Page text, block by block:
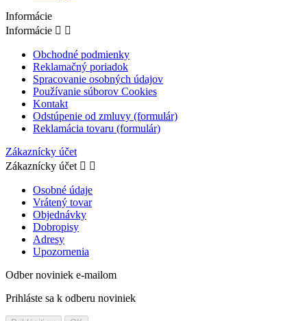
Informácie
Informácie  
Obchodné podmienky
Reklamačný poriadok
Spracovanie osobných údajov
Používanie súborov Cookies
Kontakt
Odstúpenie od zmluvy (formulár)
Reklamácia tovaru (formulár)
Zákaznícky účet
Zákaznícky účet  
Osobné údaje
Vrátený tovar
Objednávky
Dobropisy
Adresy
Upozornenia
Odber noviniek e-mailom
Prihláste sa k odberu noviniek